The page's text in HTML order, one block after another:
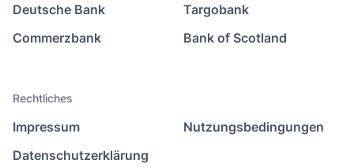
Deutsche Bank
Commerzbank
Targobank
Bank of Scotland
Rechtliches
Impressum
Datenschutzerklärung
Nutzungsbedingungen